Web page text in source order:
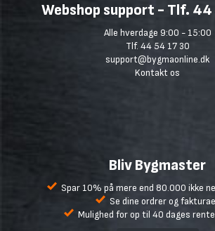
Webshop support - Tlf.
Alle hverdage 9:00 - 15:00
Tlf. 44 54 17 30
support@bygmaonline.dk
Kontakt os
Bliv Bygmaster
Spar 10% på mere end 80.000 ikke
Se dine ordrer og
Mulighed for op til 40 dages